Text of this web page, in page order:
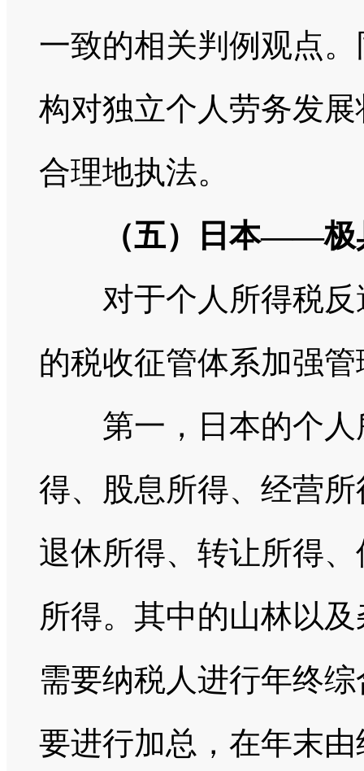
一致的相关判例观点
构对独立个人劳务发
合理地执法。
（五）日本——极
对于个人所得税反
的税收征管体系加强管
第一，日本的个人
得、股息所得、经营
退休所得、转让所得
所得。其中的山林以
需要纳税人进行年终
要进行加总，在年末